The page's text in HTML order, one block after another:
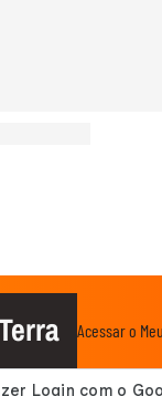
Acessar o